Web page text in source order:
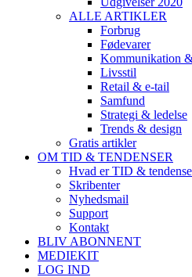
ALLE ARTIKLER
Forbrug
Fødevarer
Kommunikation
Livsstil
Retail & e-tail
Samfund
Strategi & ledelse
Trends & design
Gratis artikler
OM TID & TENDENSER
Hvad er TID &
Skribenter
Nyhedsmail
Support
Kontakt
BLIV ABONNENT
MEDIEKIT
LOG IND